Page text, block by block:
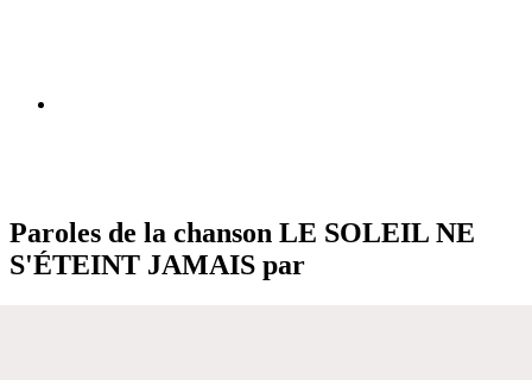
Paroles de la chanson LE SOLEIL NE
S'ÉTEINT JAMAIS par